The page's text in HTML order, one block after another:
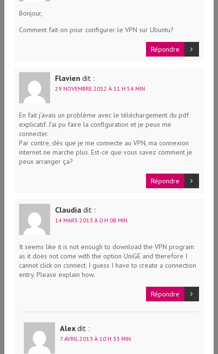
Bonjour,
Comment fait-on pour configurer le VPN sur Ubuntu?
Répondre
Flavien dit :
29 NOVEMBRE 2012 À 11 H 54 MIN
En fait j’avais un problème avec le téléchargement du pdf
explicatif. J’ai pu faire la configuration et je peux me
connecter.
Par contre, dès que je me connecte au VPN, ma connexion
internet ne marche plus. Est-ce que vous savez comment je
peux arranger ça?
Répondre
Claudia dit :
14 MARS 2013 À 0 H 08 MIN
It seems like it is not enough to download the VPN program
as it does not come with the option UniGE and therefore I
cannot click on connect. I guess I have to create a connection
entry. Please explain how.
Répondre
Alex dit :
7 AVRIL 2013 À 10 H 33 MIN